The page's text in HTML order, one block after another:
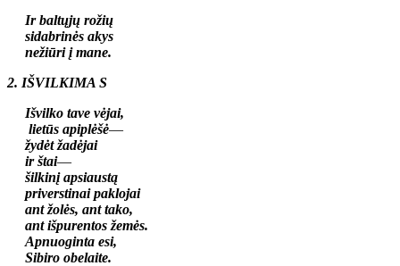
Ir baltųjų rožių
sidabrinės akys
nežiūri į mane.
2. IŠVILKIMA S
Išvilko tave vėjai,
lietūs apiplėšė—
žydėt žadėjai
ir štai—
šilkinį apsiaustą
priverstinai paklojai
ant žolės, ant tako,
ant išpurentos žemės.
Apnuoginta esi,
Sibiro obelaite.